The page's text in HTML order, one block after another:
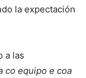
la expectación
a las
co equipo e coa